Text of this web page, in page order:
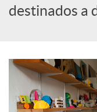
t
e
n
destinados a